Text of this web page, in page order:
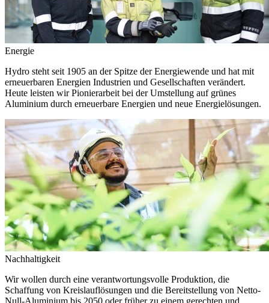
Energie
Hydro steht seit 1905 an der Spitze der Energiewende und hat mit
erneuerbaren Energien Industrien und Gesellschaften verändert.
Heute leisten wir Pionierarbeit bei der Umstellung auf grünes
Aluminium durch erneuerbare Energien und neue Energielösungen.
Nachhaltigkeit
Wir wollen durch eine verantwortungsvolle Produktion, die
Schaffung von Kreislauflösungen und die Bereitstellung von Netto-
Null-Aluminium bis 2050 oder früher zu einem gerechten und